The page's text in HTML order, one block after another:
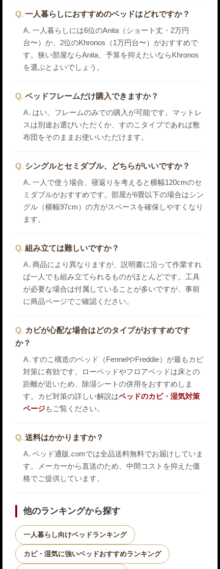
一人暮らしにおすすめのベッドはどれですか？
一人暮らしには6位のAnita（ショート丈・2万円
台〜）か、2位のKhronos（1万円台〜）がおすすめで
す。狭い部屋ならAnita、予算を抑えたいならKhronos
を選ぶとよいでしょう。
ベッドフレームだけ購入できますか？
はい、フレームのみでの購入が可能です。マットレ
スは別途お選びいただくか、すのこタイプであれば敷
布団をそのままお使いいただけます。
シングルとセミダブル、どちらがいいですか？
一人で使う場合、寝返りを考えると横幅120cmのセ
ミダブルがおすすめです。部屋が6畳以下の場合はシン
グル（横幅97cm）の方がスペースを確保しやすくなり
ます。
組み立ては難しいですか？
商品により異なりますが、説明書に沿って作業すれ
ば一人でも組み立てられるものがほとんどです。工具
が必要な場合は付属していることが多いですが、事前
に商品ページでご確認ください。
カビが心配な場合はどのタイプがおすすめです
か？
すのこ構造のベッド（FennelやFreddie）が最もカビ
対策に有効です。ローベッドやフロアベッドは床との
距離が近いため、除湿シートの併用をおすすめしま
す。カビ対策の詳しい解説はベッドのカビ・湿気対策
ページもご覧ください。
送料はかかりますか？
ベッド通販.comでは全品送料無料でお届けしていま
す。メーカーから直送のため、中間コストを抑えた価
格でご提供しています。
他のランキングから探す
一人暮らし向けベッドランキング
カビ・湿気に強いベッドおすすめランキング